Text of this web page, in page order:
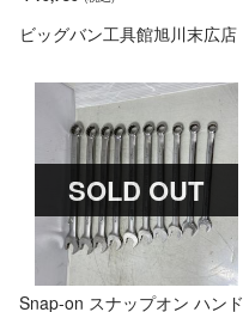
ビッグバン工具館旭川末広店
SOLD OUT
Snap-on スナップオン ハンド